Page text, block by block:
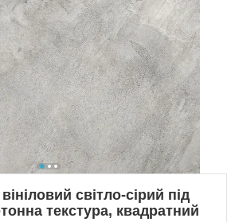
світло-сірий під
текстура, квадратний